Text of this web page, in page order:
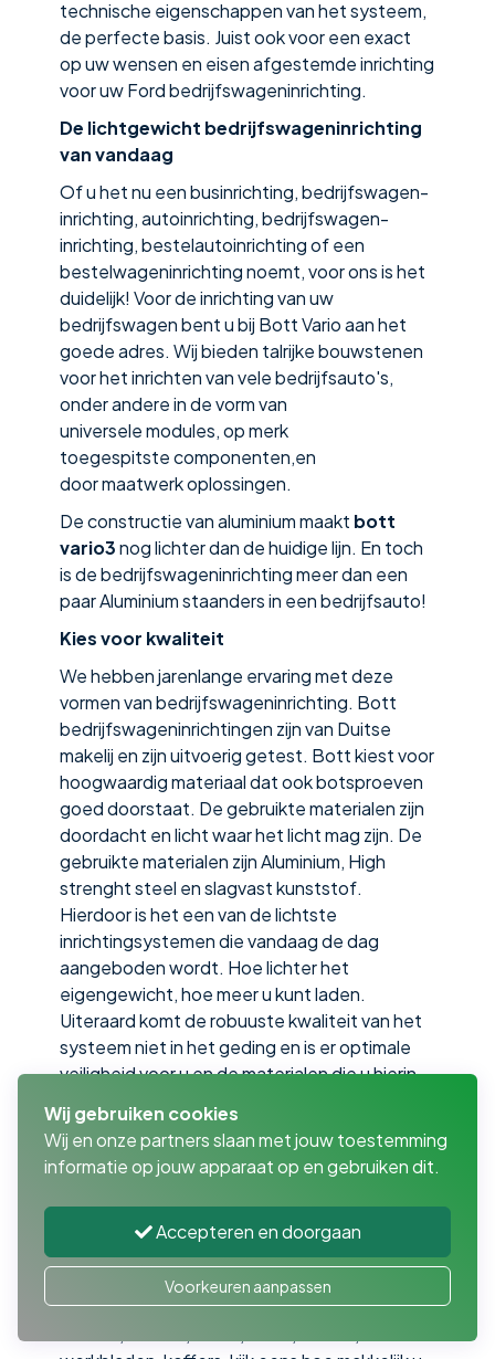
technische eigenschappen van het systeem,
de perfecte basis. Juist ook voor een exact
op uw wensen en eisen afgestemde inrichting
voor uw Ford bedrijfswageninrichting.
De lichtgewicht bedrijfswagen­inrichting
van vandaag
Of u het nu een businrichting, bedrijfswagen­
inrichting, autoinrichting, bedrijfswagen­
inrichting, bestelauto­inrichting of een
bestelwagen­inrichting noemt, voor ons is het
duidelijk! Voor de inrichting van uw
bedrijfswagen bent u bij Bott Vario aan het
goede adres. Wij bieden talrijke bouwstenen
voor het inrichten van vele bedrijfsauto's,
onder andere in de vorm van
universele modules, op merk
toegespitste componenten,en
door maatwerk oplossingen.
De constructie van aluminium maakt bott
vario3nog lichter dan de huidige lijn. En toch
is de bedrijfswageninrichting meer dan een
paar Aluminium staanders in een bedrijfsauto!
Kies voor kwaliteit
We hebben jarenlange ervaring met deze
vormen van bedrijfswageninrichting. Bott
bedrijfswagen­inrichtingen zijn van Duitse
makelij en zijn uitvoerig getest. Bott kiest voor
hoogwaardig materiaal dat ook botsproeven
goed doorstaat. De gebruikte materialen zijn
doordacht en licht waar het licht mag zijn. De
gebruikte materialen zijn Aluminium, High
strenght steel en slagvast kunststof.
Hierdoor is het een van de lichtste
inrichtingsystemen die vandaag de dag
aangeboden wordt. Hoe lichter het
eigengewicht, hoe meer u kunt laden.
Uiteraard komt de robuuste kwaliteit van het
systeem niet in het geding en is er optimale
veiligheid voor u en de materialen die u hierin
Gebruik de ruimte optimaal
Maar de inrichtingssystemen zijn bovenal
buitengewoon praktisch ontworpen. De
ruimte in uw bestelauto wordt optimaal
benut. Opbergen en terugvinden was nog
nooit zo eenvoudig. De auto hiertoe inrichten
was eigenlijk ook nog nooit zo eenvoudig.
Wij gebruiken cookies
Wij en onze partners slaan met jouw toestemming
informatie op jouw apparaat op en gebruiken dit.
Accepteren en doorgaan
Voorkeuren aanpassen